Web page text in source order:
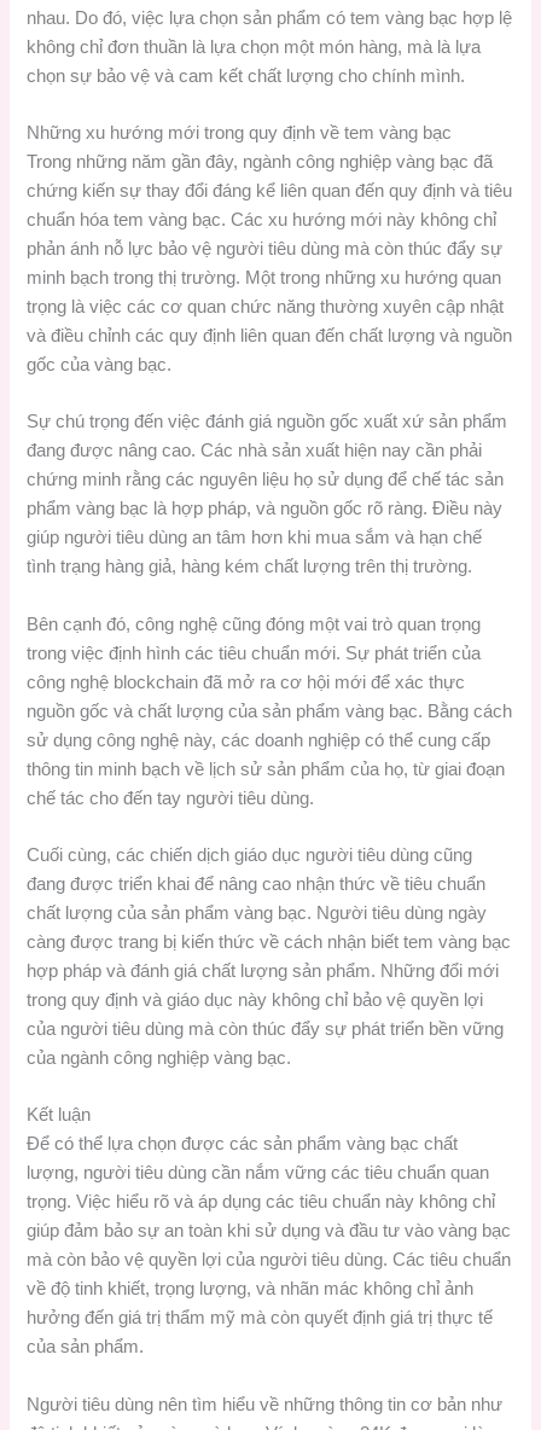
nhau. Do đó, việc lựa chọn sản phẩm có tem vàng bạc hợp lệ
không chỉ đơn thuần là lựa chọn một món hàng, mà là lựa
chọn sự bảo vệ và cam kết chất lượng cho chính mình.
Những xu hướng mới trong quy định về tem vàng bạc
Trong những năm gần đây, ngành công nghiệp vàng bạc đã
chứng kiến sự thay đổi đáng kể liên quan đến quy định và tiêu
chuẩn hóa tem vàng bạc. Các xu hướng mới này không chỉ
phản ánh nỗ lực bảo vệ người tiêu dùng mà còn thúc đẩy sự
minh bạch trong thị trường. Một trong những xu hướng quan
trọng là việc các cơ quan chức năng thường xuyên cập nhật
và điều chỉnh các quy định liên quan đến chất lượng và nguồn
gốc của vàng bạc.
Sự chú trọng đến việc đánh giá nguồn gốc xuất xứ sản phẩm
đang được nâng cao. Các nhà sản xuất hiện nay cần phải
chứng minh rằng các nguyên liệu họ sử dụng để chế tác sản
phẩm vàng bạc là hợp pháp, và nguồn gốc rõ ràng. Điều này
giúp người tiêu dùng an tâm hơn khi mua sắm và hạn chế
tình trạng hàng giả, hàng kém chất lượng trên thị trường.
Bên cạnh đó, công nghệ cũng đóng một vai trò quan trọng
trong việc định hình các tiêu chuẩn mới. Sự phát triển của
công nghệ blockchain đã mở ra cơ hội mới để xác thực
nguồn gốc và chất lượng của sản phẩm vàng bạc. Bằng cách
sử dụng công nghệ này, các doanh nghiệp có thể cung cấp
thông tin minh bạch về lịch sử sản phẩm của họ, từ giai đoạn
chế tác cho đến tay người tiêu dùng.
Cuối cùng, các chiến dịch giáo dục người tiêu dùng cũng
đang được triển khai để nâng cao nhận thức về tiêu chuẩn
chất lượng của sản phẩm vàng bạc. Người tiêu dùng ngày
càng được trang bị kiến thức về cách nhận biết tem vàng bạc
hợp pháp và đánh giá chất lượng sản phẩm. Những đổi mới
trong quy định và giáo dục này không chỉ bảo vệ quyền lợi
của người tiêu dùng mà còn thúc đẩy sự phát triển bền vững
của ngành công nghiệp vàng bạc.
Kết luận
Để có thể lựa chọn được các sản phẩm vàng bạc chất
lượng, người tiêu dùng cần nắm vững các tiêu chuẩn quan
trọng. Việc hiểu rõ và áp dụng các tiêu chuẩn này không chỉ
giúp đảm bảo sự an toàn khi sử dụng và đầu tư vào vàng bạc
mà còn bảo vệ quyền lợi của người tiêu dùng. Các tiêu chuẩn
về độ tinh khiết, trọng lượng, và nhãn mác không chỉ ảnh
hưởng đến giá trị thẩm mỹ mà còn quyết định giá trị thực tế
của sản phẩm.
Người tiêu dùng nên tìm hiểu về những thông tin cơ bản như